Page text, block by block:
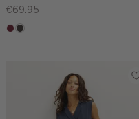
€69.95
bordeaux
choco